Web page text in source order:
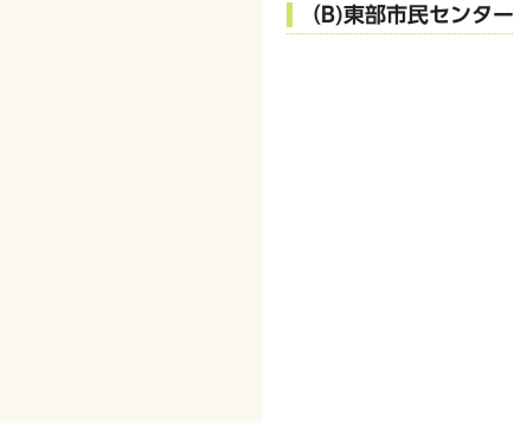
（B)東部市民センター